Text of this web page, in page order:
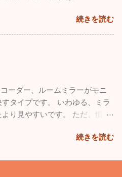
続きを読む
ーダー、ルームミラーがモニ
タイプです。 いわゆる、ミラ
り見やすいです。 ただ、慣れ
でもないとか、鏡との違いを感
はないです。 面白いものを付
続きを読む